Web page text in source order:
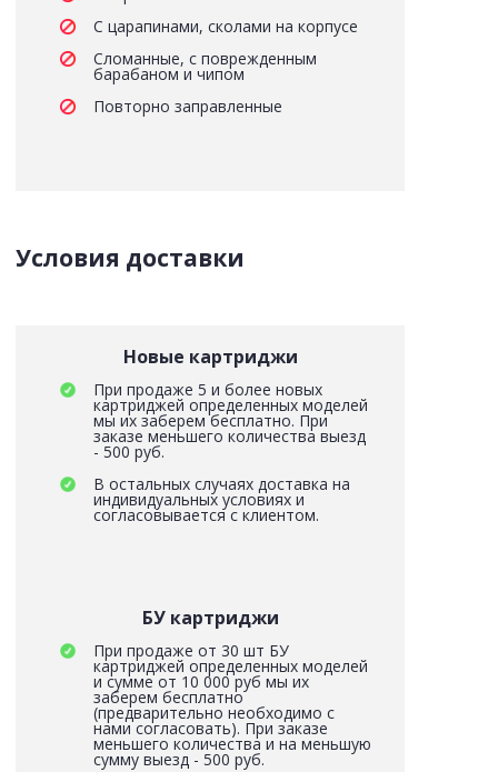
С царапинами, сколами на корпусе
Сломанные, с поврежденным
барабаном и чипом
Повторно заправленные
Условия доставки
Новые картриджи
При продаже 5 и более новых
картриджей определенных моделей
мы их заберем бесплатно. При
заказе меньшего количества выезд
- 500 руб.
В остальных случаях доставка на
индивидуальных условиях и
согласовывается с клиентом.
БУ картриджи
При продаже от 30 шт БУ
картриджей определенных моделей
и сумме от 10 000 руб мы их
заберем бесплатно
(предварительно необходимо с
нами согласовать). При заказе
меньшего количества и на меньшую
сумму выезд - 500 руб.